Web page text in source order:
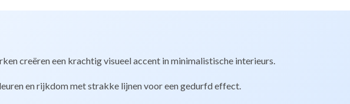
creëren een krachtig visueel accent in minimalistische interieurs.
en rijkdom met strakke lijnen voor een gedurfd effect.